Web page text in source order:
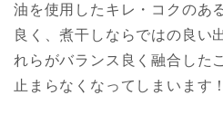
油を使用したキレ・コクのあ
良く、煮干しならではの良い
れらがバランス良く融合した
止まらなくなってしまいます！